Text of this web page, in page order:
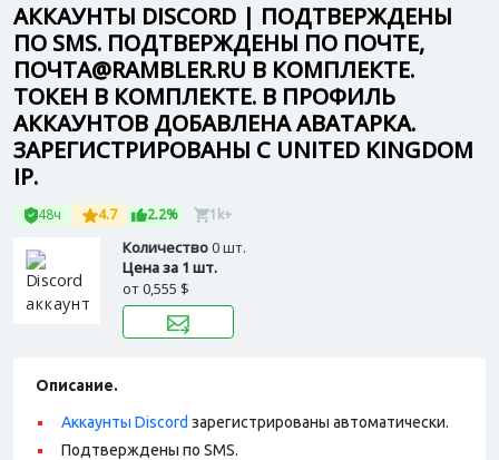
АККАУНТЫ DISCORD | ПОДТВЕРЖДЕНЫ
ПО SMS. ПОДТВЕРЖДЕНЫ ПО ПОЧТЕ,
ПОЧТА@RAMBLER.RU В КОМПЛЕКТЕ.
ТОКЕН В КОМПЛЕКТЕ. В ПРОФИЛЬ
АККАУНТОВ ДОБАВЛЕНА АВАТАРКА.
ЗАРЕГИСТРИРОВАНЫ С UNITED KINGDOM
IP.
48ч 4.7 2.2% 1k+
Количество0 шт.
Цена за 1 шт.
от0,555 $
Описание.
Аккаунты Discord зарегистрированы автоматически.
Подтверждены по SMS.